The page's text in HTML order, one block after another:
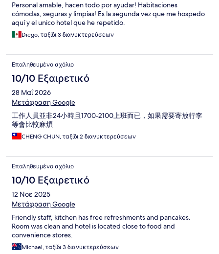
Personal amable, hacen todo por ayudar! Habitaciones
cómodas, seguras y limpias! Es la segunda vez que me hospedo
aquí y el unico hotel que he repetido.
Diego, ταξίδι 3 διανυκτερεύσεων
Επαληθευμένο σχόλιο
10/10 Εξαιρετικό
28 Μαΐ 2026
Μετάφραση Google
工作人員並非24小時且1700-2100上班而已，如果需要寄放行李
等會比較麻煩
CHENG CHUN, ταξίδι 2 διανυκτερεύσεων
Επαληθευμένο σχόλιο
10/10 Εξαιρετικό
12 Νοε 2025
Μετάφραση Google
Friendly staff, kitchen has free refreshments and pancakes.
Room was clean and hotel is located close to food and
convenience stores.
Michael, ταξίδι 3 διανυκτερεύσεων